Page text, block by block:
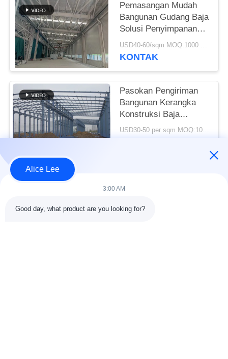
Pemasangan Mudah
Bangunan Gudang Baja
Solusi Penyimpanan
Ramah Lingkungan
USD40-60/sqm MOQ:1000 meter persegi
KONTAK
Pasokan Pengiriman
Bangunan Kerangka
Konstruksi Baja
Prefabrikasi Kustom
USD30-50 per sqm MOQ:1000 meter persegi
Bad Request
Alice Lee
3:00 AM
Good day, what product are you looking for?